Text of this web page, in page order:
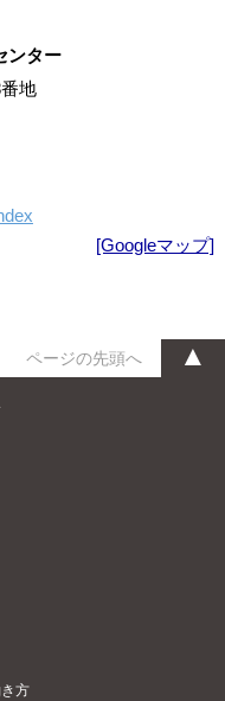
ンター
番地
[Googleマップ]
ページの先頭へ ▲
方